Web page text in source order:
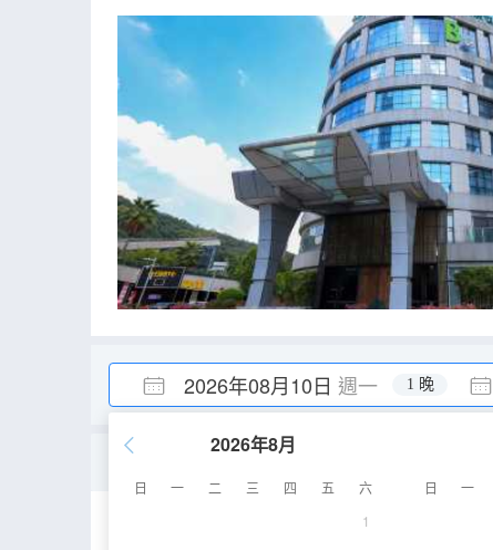
2026年08月10日 週一 1 晚
2026年8月
日 一 二 三 四 五
六
1
日 一